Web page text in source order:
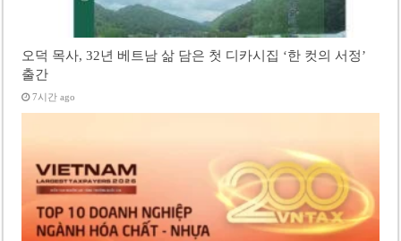
오덕 목사, 32년 베트남 삶 담은 첫 디카시집 ‘한 컷의 서정’
출간
7시간 ago